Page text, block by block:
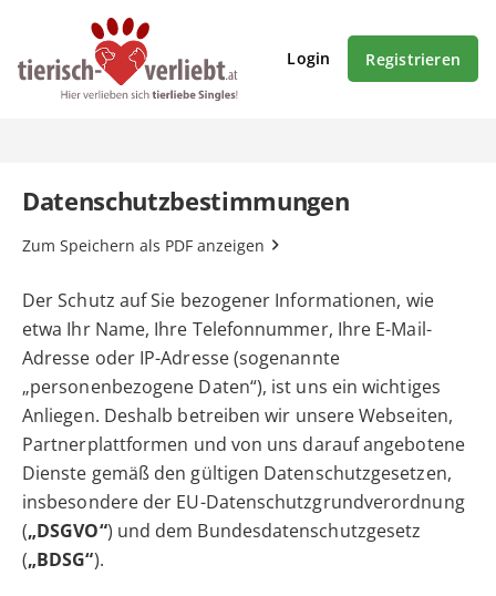
Login Registrieren
Datenschutzbestimmungen
Zum Speichern als PDF anzeigen
Der Schutz auf Sie bezogener Informationen, wie
etwa Ihr Name, Ihre Telefonnummer, Ihre E-Mail-
Adresse oder IP-Adresse (sogenannte
„personenbezogene Daten“), ist uns ein wichtiges
Anliegen. Deshalb betreiben wir unsere Webseiten,
Partnerplattformen und von uns darauf angebotene
Dienste gemäß den gültigen Datenschutzgesetzen,
insbesondere der EU-Datenschutzgrundverordnung
(„DSGVO“) und dem Bundesdatenschutzgesetz
(„BDSG“).